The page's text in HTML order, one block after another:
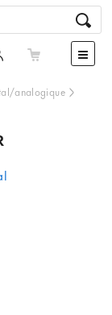
analogique